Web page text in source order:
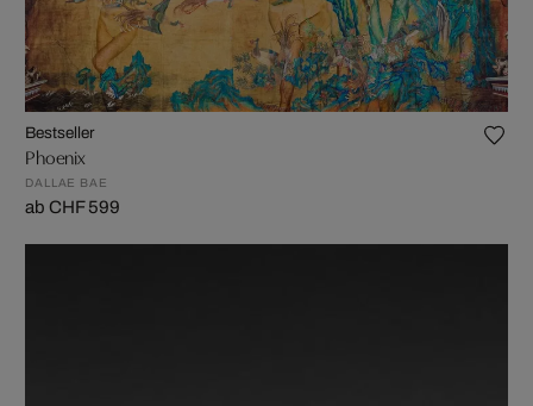
Bestseller
Phoenix
DALLAE BAE
ab CHF 599